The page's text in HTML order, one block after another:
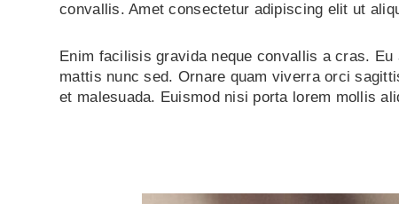
convallis. Amet consectetur adipiscing elit ut
Enim facilisis gravida neque convallis a cras.
mattis nunc sed. Ornare quam viverra orci
et malesuada. Euismod nisi porta lorem mollis